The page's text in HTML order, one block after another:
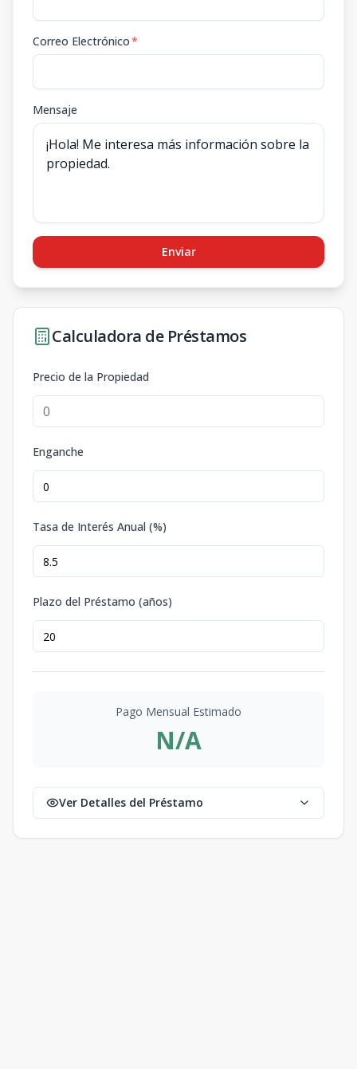
Correo Electrónico*
Mensaje
Enviar
Calculadora de Préstamos
Precio de la Propiedad
Enganche
Tasa de Interés Anual (%)
Plazo del Préstamo (años)
Pago Mensual Estimado
N/A
Ver Detalles del Préstamo